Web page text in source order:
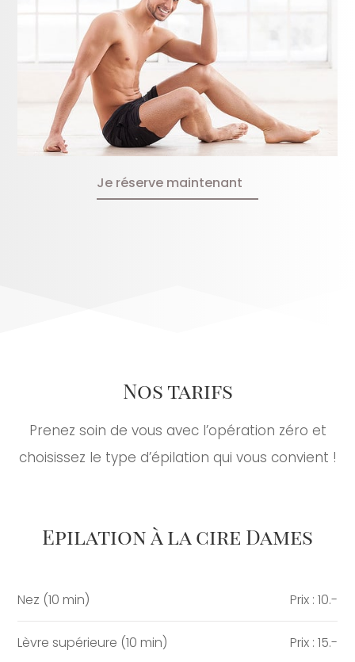
Je réserve maintenant
Nos tarifs
Prenez soin de vous avec l’opération zéro et
choisissez le type d’épilation qui vous convient !
Epilation à la cire Dames
Nez (10 min) Prix : 10.-
Lèvre supérieure (10 min) Prix : 15.-